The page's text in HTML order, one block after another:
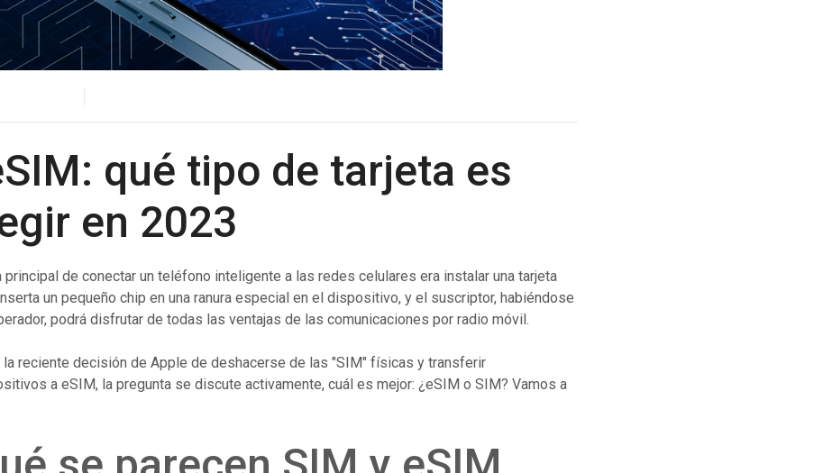
Authentication API
Verifique a los usuarios de manera eficiente a través de
la comunicación multicanal con una API versátil.
Autenticación de usuarios rentable mediante Flash Call
entodoelmundo.
Cascade Messaging
Oficinas
qué tipo de tarjeta es
en 2023
principal de conectar un teléfono inteligente a las redes celulares era instalar una tarjeta
un pequeño chip en una ranura especial en el dispositivo, y el suscriptor, habiéndose
podrá disfrutar de todas las ventajas de las comunicaciones por radio móvil.
reciente decisión de Apple de deshacerse de las "SIM" físicas y transferir
a eSIM, la pregunta se discute activamente, cuál es mejor: ¿eSIM o SIM? Vamos a